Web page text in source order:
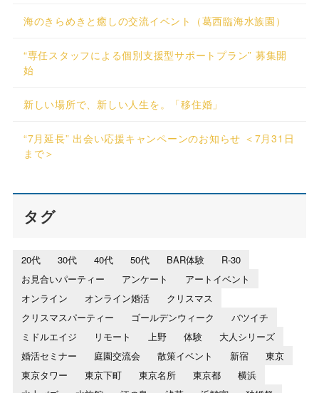
海のきらめきと癒しの交流イベント（葛西臨海水族園）
“専任スタッフによる個別支援型サポートプラン” 募集開
始
新しい場所で、新しい人生を。「移住婚」
“7月延長” 出会い応援キャンペーンのお知らせ ＜7月31日
まで＞
タグ
20代 30代 40代 50代 BAR体験
R-30
お見合いパーティー
アンケート
アートイベント
オンライン
オンライン婚活
クリスマス
クリスマスパーティー
ゴールデンウィーク
バツイチ
ミドルエイジ
リモート 上野 体験
大人シリーズ
婚活セミナー
庭園交流会 散策イベント 新宿
東京
東京タワー
東京下町 東京名所 東京都
横浜